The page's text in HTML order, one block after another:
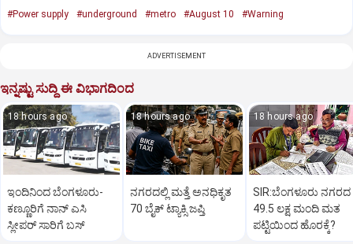
#Power supply #underground #metro #August 10 #Warning
ADVERTISEMENT
ಇನ್ನಷ್ಟು ಸುದ್ದಿ ಈ ವಿಭಾಗದಿಂದ
18 hours ago
ಇಂದಿನಿಂದ ಬೆಂಗಳೂರು-
ಕಣ್ಣೂರಿಗೆ ನಾನ್‌ ಎಸಿ
ಸ್ಲೀಪರ್‌ ಸಾರಿಗೆ ಬಸ್‌
18 hours ago
ನಗರದಲ್ಲಿ ಮತ್ತೆ ಅನಧಿಕೃತ
70 ಬೈಕ್‌ ಟ್ಯಾಕ್ಸಿ ಜಪ್ತಿ
18 hours ago
SIR:ಬೆಂಗಳೂರು ನಗರದ
49.5 ಲಕ್ಷ ಮಂದಿ ಮತ
ಪಟ್ಟಿಯಿಂದ ಹೊರಕ್ಕೆ?